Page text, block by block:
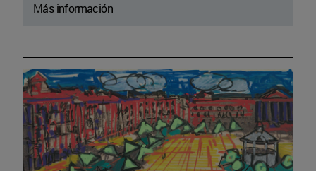
Más información